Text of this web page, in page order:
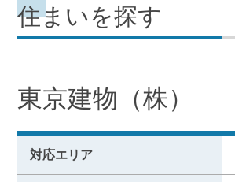
住まいを探す
東京建物（株）
対応エリア